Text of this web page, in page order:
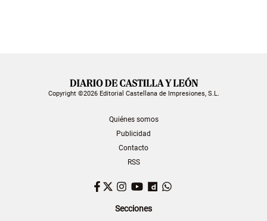
Copyright ©2026 Editorial Castellana de Impresiones, S.L.
Quiénes somos
Publicidad
Contacto
RSS
Facebook
TwitterInstagram
YouTubeDailymotion
Secciones